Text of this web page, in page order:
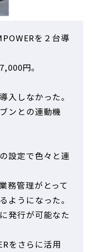
を２台導
円。
入しなかった。
ンとの連動機
設定で色々と連
務管理がとって
ようになった。
発行が可能なた
をさらに活用